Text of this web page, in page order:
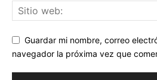
Guardar mi nombre, correo
navegador la próxima vez que